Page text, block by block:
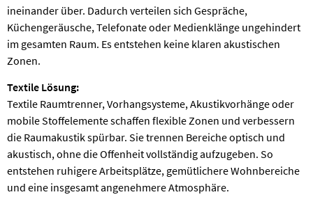
ineinander über. Dadurch verteilen sich Gespräche,
Küchengeräusche, Telefonate oder Medienklänge ungehindert
im gesamten Raum. Es entstehen keine klaren akustischen
Zonen.
Textile Lösung:
Textile Raumtrenner, Vorhangsysteme, Akustikvorhänge oder
mobile Stoffelemente schaffen flexible Zonen und verbessern
die Raumakustik spürbar. Sie trennen Bereiche optisch und
akustisch, ohne die Offenheit vollständig aufzugeben. So
entstehen ruhigere Arbeitsplätze, gemütlichere Wohnbereiche
und eine insgesamt angenehmere Atmosphäre.